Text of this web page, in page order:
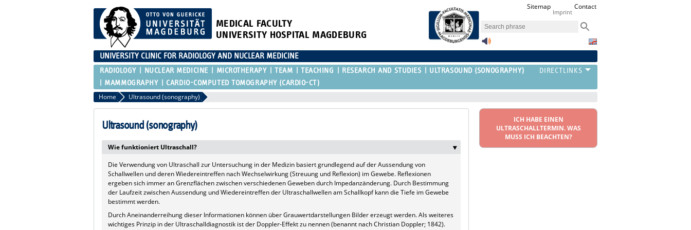
MEDICAL FACULTY
UNIVERSITY HOSPITAL MAGDEBURG
Sitemap
Imprint
Contact
UNIVERSITY CLINIC FOR RADIOLOGY AND NUCLEAR MEDICINE
RADIOLOGY NUCLEAR MEDICINE MICROTHERAPY TEAM TEACHING RESEARCH AND STUDIES
ULTRASOUND (SONOGRAPHY)
MAMMOGRAPHY
CARDIO-COMPUTED TOMOGRAPHY (CARDIO-CT)
Home Ultrasound (sonography)
Ultrasound (sonography)
Wie funktioniert Ultraschall? ‣
Die Verwendung von Ultraschall zur Untersuchung in der Medizin basiert grundlegend auf der Aussendung von
Schallwellen und deren Wiedereintreffen nach Wechselwirkung (Streuung und Reflexion) im Gewebe. Reflexionen
ergeben sich immer an Grenzflächen zwischen verschiedenen Geweben durch Impedanzänderung. Durch Bestimmung
der Laufzeit zwischen Aussendung und Wiedereintreffen der Ultraschallwellen am Schallkopf kann die Tiefe im Gewebe
bestimmt werden.
Durch Aneinanderreihung dieser Informationen können über Grauwertdarstellungen Bilder erzeugt werden. Als weiteres
wichtiges Prinzip in der Ultraschalldiagnostik ist der Doppler-Effekt zu nennen (benannt nach Christian Doppler; 1842).
ICH HABE EINEN
ULTRASCHALLTERMIN. WAS
MUSS ICH BEACHTEN?